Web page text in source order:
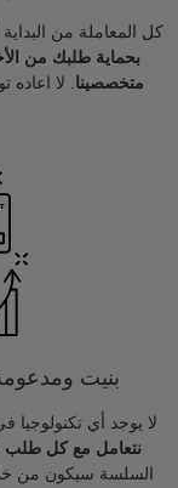
كل المعاملة من
بحماية طلبك من
متخصصينا . لا
بنيت
لا يوجد أي تكنولوجيا
نتعامل مع كل طلب
السلسة سيكون من